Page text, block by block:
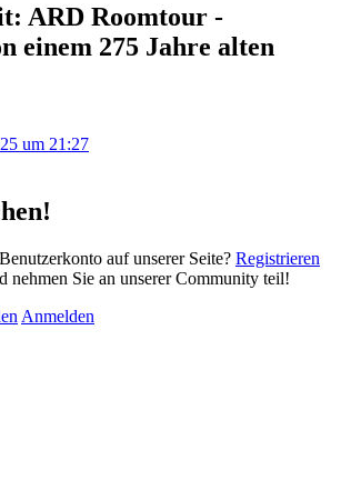
ARD Roomtour -
einem 275 Jahre alten
um 21:27
auf unserer Seite? Registrieren
nehmen Sie an unserer Community teil!
Anmelden